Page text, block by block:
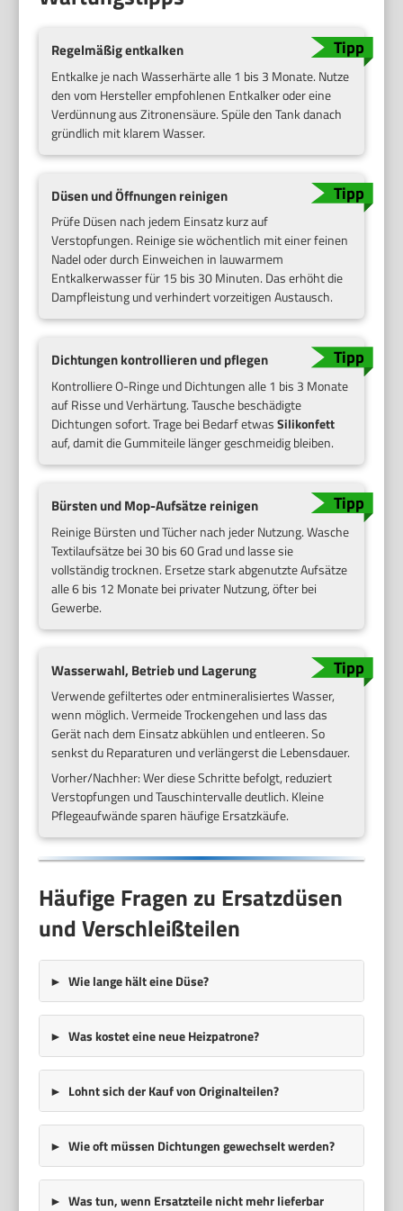
Regelmäßig entkalken
Entkalke je nach Wasserhärte alle 1 bis 3 Monate. Nutze
den vom Hersteller empfohlenen Entkalker oder eine
Verdünnung aus Zitronensäure. Spüle den Tank danach
gründlich mit klarem Wasser.
Düsen und Öffnungen reinigen
Prüfe Düsen nach jedem Einsatz kurz auf
Verstopfungen. Reinige sie wöchentlich mit einer feinen
Nadel oder durch Einweichen in lauwarmem
Entkalkerwasser für 15 bis 30 Minuten. Das erhöht die
Dampfleistung und verhindert vorzeitigen Austausch.
Dichtungen kontrollieren und pflegen
Kontrolliere O-Ringe und Dichtungen alle 1 bis 3 Monate
auf Risse und Verhärtung. Tausche beschädigte
Dichtungen sofort. Trage bei Bedarf etwasSilikonfett
auf, damit die Gummiteile länger geschmeidig bleiben.
Bürsten und Mop-Aufsätze reinigen
Reinige Bürsten und Tücher nach jeder Nutzung. Wasche
Textilaufsätze bei 30 bis 60 Grad und lasse sie
vollständig trocknen. Ersetze stark abgenutzte Aufsätze
alle 6 bis 12 Monate bei privater Nutzung, öfter bei
Gewerbe.
Wasserwahl, Betrieb und Lagerung
Verwende gefiltertes oder entmineralisiertes Wasser,
wenn möglich. Vermeide Trockengehen und lass das
Gerät nach dem Einsatz abkühlen und entleeren. So
senkst du Reparaturen und verlängerst die Lebensdauer.
Vorher/Nachher: Wer diese Schritte befolgt, reduziert
Verstopfungen und Tauschintervalle deutlich. Kleine
Pflegeaufwände sparen häufige Ersatzkäufe.
Häufige Fragen zu Ersatzdüsen
und Verschleißteilen
Wie lange hält eine Düse?
Was kostet eine neue Heizpatrone?
Lohnt sich der Kauf von Originalteilen?
Wie oft müssen Dichtungen gewechselt werden?
Was tun, wenn Ersatzteile nicht mehr lieferbar